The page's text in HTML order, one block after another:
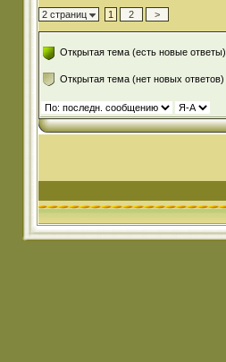
2 страниц 1 2 >
Открытая тема (есть новые ответы)
Открытая тема (нет новых ответов)